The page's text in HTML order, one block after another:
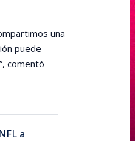
una
puede
comentó
a